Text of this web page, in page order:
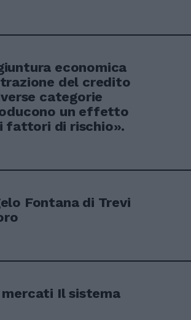
economica
del credito
categorie
un effetto
fattori di rischio».
Fontana di Trevi
Il sistema